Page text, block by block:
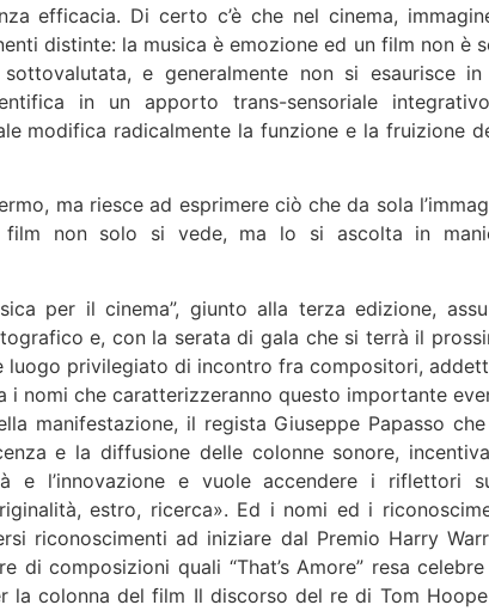
efficacia. Di certo c’è che nel cinema,
distinte: la musica è emozione ed un film non è
e generalmente non si esaurisce in
in un apporto trans-sensoriale
modifica radicalmente la funzione e la fruizione
ma riesce ad esprimere ciò che da sola
film non solo si vede, ma lo si ascolta in
per il cinema”, giunto alla terza edizione,
e, con la serata di gala che si terrà il
luogo privilegiato di incontro fra compositori,
i nomi che caratterizzeranno questo importante
manifestazione, il regista Giuseppe Papasso
e la diffusione delle colonne sonore,
e l’innovazione e vuole accendere i riflettori
estro, ricerca». Ed i nomi ed i
riconoscimenti ad iniziare dal Premio Harry
di composizioni quali “That’s Amore” resa
la colonna del film Il discorso del re di Tom